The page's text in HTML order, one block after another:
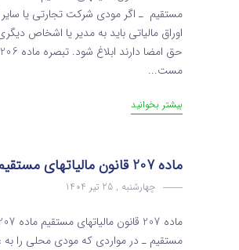
مستقیم ـ اگر مودی شرکت تجارتی یا
اوراق مالیاتی باید به مدیر یا اشخاص
مست...
بیشتر بخوانید
ماده 207 قانون مالیاتهای مستقیم
چهارشنبه , 25 تیر 1404
مستقیم ـ در مواردی که مودی محلی را به